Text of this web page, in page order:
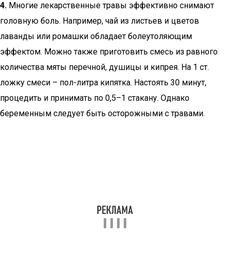
4. Многие лекарственные травы эффективно снимают
головную боль. Например, чай из листьев и цветов
лаванды или ромашки обладает болеутоляющим
эффектом. Можно также приготовить смесь из равного
количества мяты перечной, душицы и кипрея. На 1 ст.
ложку смеси – пол-литра кипятка. Настоять 30 минут,
процедить и принимать по 0,5–1 стакану. Однако
беременным следует быть осторожными с травами.